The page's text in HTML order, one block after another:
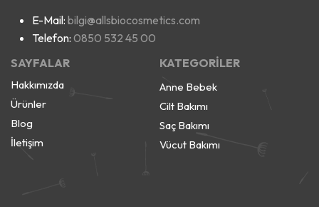
E-Mail: bilgi@allsbiocosmetics.com
Telefon: 0850 532 45 00
SAYFALAR
Hakkımızda
Ürünler
Blog
İletişim
KATEGORİLER
Anne Bebek
Cilt Bakımı
Saç Bakımı
Vücut Bakımı